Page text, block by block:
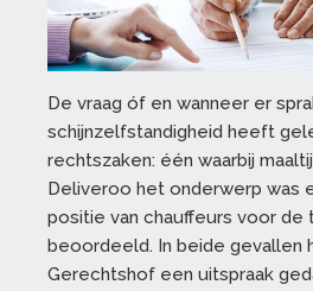
De vraag óf en wanneer er
schijnzelfstandigheid heeft
rechtszaken: één waarbij
Deliveroo het onderwerp was
positie van chauffeurs voor de
beoordeeld. In beide gevallen
Gerechtshof een uitspraak